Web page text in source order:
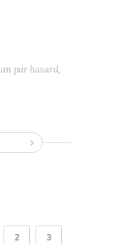
par hasard,
2 3